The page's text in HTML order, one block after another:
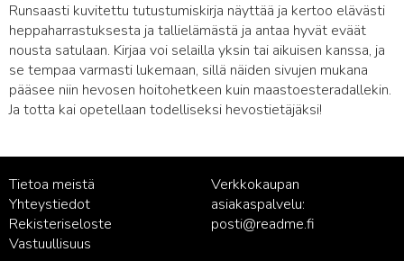
Runsaasti kuvitettu tutustumiskirja näyttää ja kertoo elävästi
heppaharrastuksesta ja tallielämästä ja antaa hyvät eväät
nousta satulaan. Kirjaa voi selailla yksin tai aikuisen kanssa, ja
se tempaa varmasti lukemaan, sillä näiden sivujen mukana
pääsee niin hevosen hoitohetkeen kuin maastoesteradallekin.
Ja totta kai opetellaan todelliseksi hevostietäjäksi!
Tietoa meistä
Yhteystiedot
Rekisteriseloste
Vastuullisuus
Verkkokaupan
asiakaspalvelu:
posti@readme.fi